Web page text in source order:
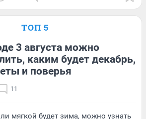
ТОП 5
3 августа можно
каким будет декабрь,
и поверья
11
мягкой будет зима, можно узнать